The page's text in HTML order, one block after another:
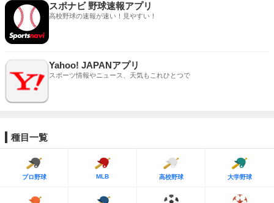
スポナビ 野球速報アプリ
高校野球の速報が速い！見やすい！
Yahoo! JAPANアプリ
スポーツ情報やニュース、天気もこれひとつで
種目一覧
プロ野球 MLB 高校野球 大学野球